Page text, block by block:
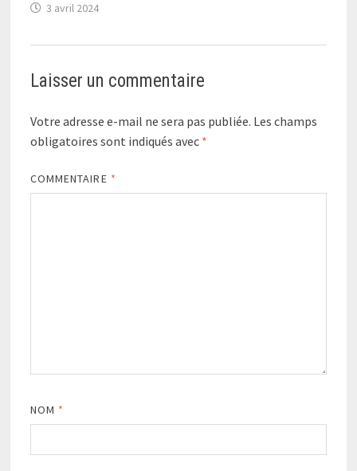
3 avril 2024
Laisser un commentaire
Votre adresse e-mail ne sera pas publiée. Les champs
obligatoires sont indiqués avec *
COMMENTAIRE *
NOM *